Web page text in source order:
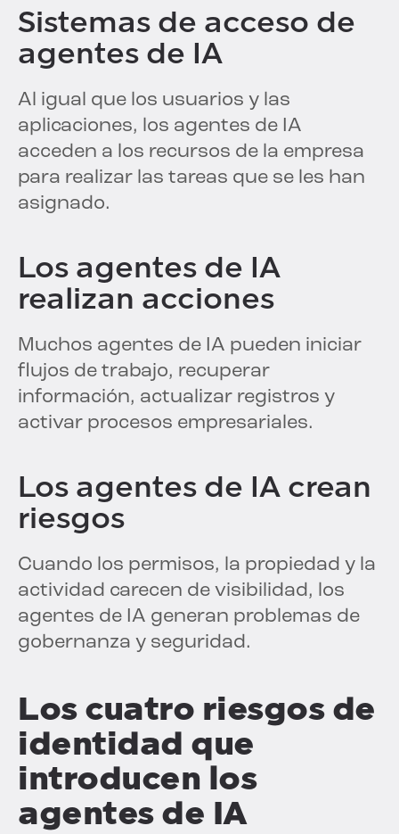
Sistemas de acceso de
agentes de IA
Al igual que los usuarios y las
aplicaciones, los agentes de IA
acceden a los recursos de la empresa
para realizar las tareas que se les han
asignado.
Los agentes de IA
realizan acciones
Muchos agentes de IA pueden iniciar
flujos de trabajo, recuperar
información, actualizar registros y
activar procesos empresariales.
Los agentes de IA crean
riesgos
Cuando los permisos, la propiedad y la
actividad carecen de visibilidad, los
agentes de IA generan problemas de
gobernanza y seguridad.
Los cuatro riesgos de
identidad que
introducen los
agentes de IA